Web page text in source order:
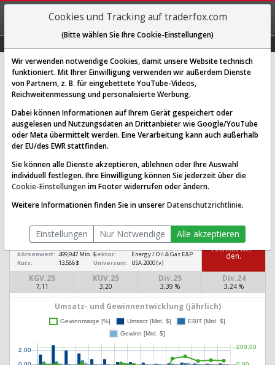
REGIS-
TRIEREN
SandRidge Energy Aktie: Realtime-
Kurs & Analyse (A2AS4M | SD)
SCORING SYSTEMS:
Qualitäts-Check Dividenden-Check
Wachstums-Check
Robustheits-Check
Qualitäts-Check:Ist die Aktie zum Investieren
Infos zum Score
SandRidge Energy[SD A2AS4M
US80007P8692]
Börsenwert: 499,947 Mio. $
Kurs:
13,586 $
Sektor:
Energy / Oil & Gas E&P
Universum:
USA 2000 (v)
KGV.25
7,11
KUV.25
3,20
Div.25
3,39 %
Div.24
3,24 %
Das Ra­ting
konn­te nicht be­
rech­net wer­
den.
Umsatz- und Gewinnentwicklung (jährlich)
Cookies und Tracking auf traderfox.com
(Bitte wählen Sie Ihre Cookie-Einstellungen)
Wir verwenden notwendige Cookies, damit unsere Website technisch
funktioniert. Mit Ihrer Einwilligung verwenden wir außerdem Dienste
von Partnern, z. B. für eingebettete YouTube-Videos,
Reichweitenmessung und personalisierte Werbung.
Dabei können Informationen auf Ihrem Gerät gespeichert oder
ausgelesen und Nutzungsdaten an Drittanbieter wie Google/YouTube
oder Meta übermittelt werden. Eine Verarbeitung kann auch außerhalb
der EU/des EWR stattfinden.
Sie können alle Dienste akzeptieren, ablehnen oder Ihre Auswahl
individuell festlegen. Ihre Einwilligung können Sie jederzeit über die
Cookie-Einstellungen im Footer widerrufen oder ändern.
Weitere Informationen finden Sie in unsererDatenschutzrichtlinie.
Einstellungen Nur Notwendige Alle akzeptieren